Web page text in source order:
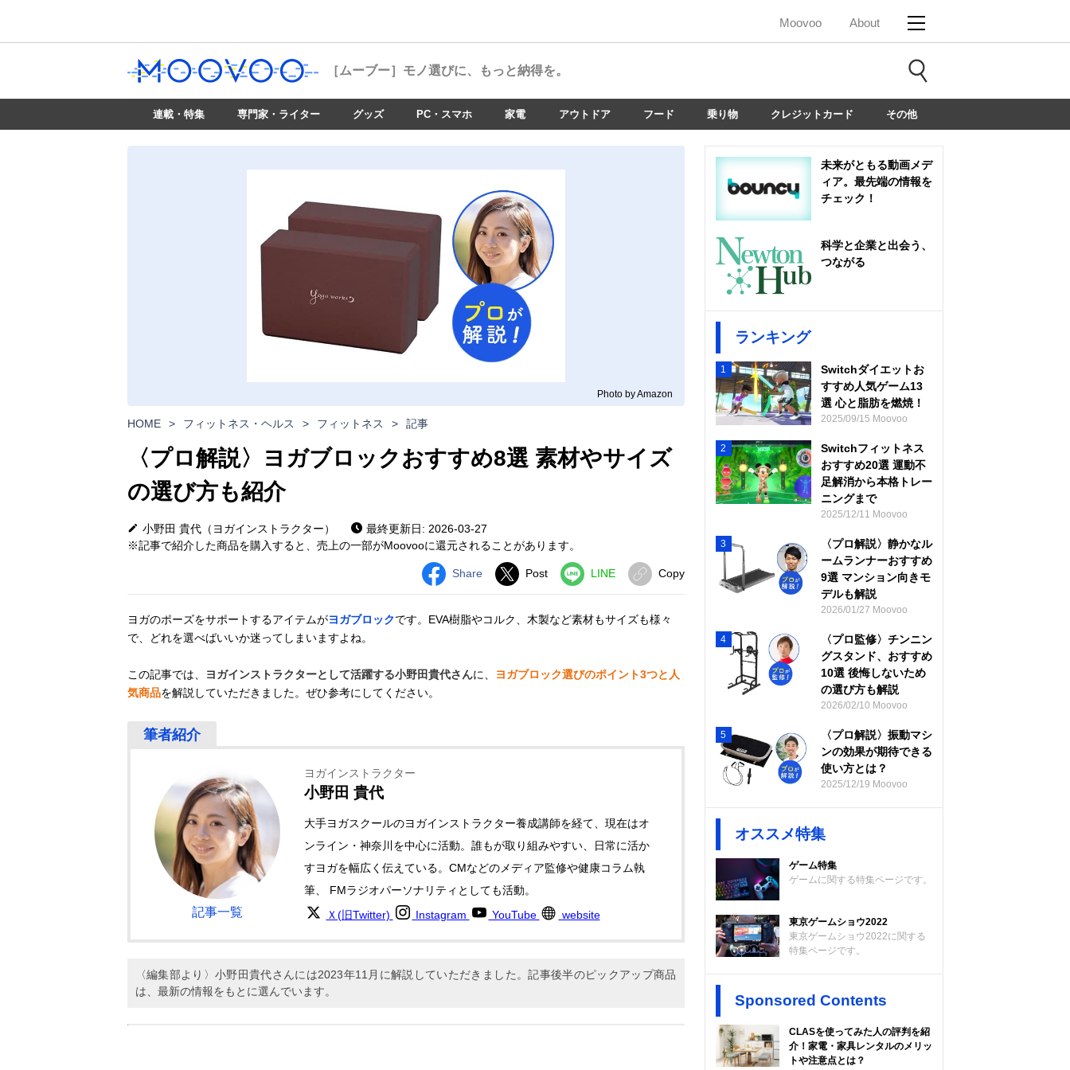
Moovoo About
［ムーブー］ モノ選びに、もっと納得を。
連載・特集 専門家・ライター グッズ PC・スマホ 家電 アウトドア フード 乗り物 クレジットカード その他
Photo by Amazon
HOME > フィットネス・ヘルス > フィットネス > 記事
〈プロ解説〉ヨガブロックおすすめ8選 素材やサイズ
の選び方も紹介
小野田 貴代（ヨガインストラクター）
最終更新日: 2026-03-27
※記事で紹介した商品を購入すると、売上の一部がMoovooに還元されることがあります。
Share Post LINE Copy
ヨガのポーズをサポートするアイテムがヨガブロックです。EVA樹脂やコルク、木製など素材もサイズも様々
で、どれを選べばいいか迷ってしまいますよね。
この記事では、 ヨガインストラクターとして活躍する小野田貴代さんに、
ヨガブロック選びのポイント3つと人
気商品を解説していただきました。ぜひ参考にしてください。
記事一覧
ヨガインストラクター
小野田 貴代
大手ヨガスクールのヨガインストラクター養成講師を経て、現在はオ
ンライン・神奈川を中心に活動。誰もが取り組みやすい、日常に活か
すヨガを幅広く伝えている。CMなどのメディア監修や健康コラム執
筆、 FMラジオパーソナリティとしても活動。
Ｘ(旧Twitter)
Instagram YouTube website
〈編集部より〉小野田貴代さんには2023年11月に解説していただきました。記事後半のピックアップ商品
は、最新の情報をもとに選んでいます。
未来がともる動画メデ
ィア。最先端の情報を
チェック！
科学と企業と出会う、
つながる
ランキング
1
Switchダイエットお
すすめ人気ゲーム13
選 心と脂肪を燃焼！
2025/09/15 Moovoo
2
Switchフィットネス
おすすめ20選 運動不
足解消から本格トレー
ニングまで
2025/12/11 Moovoo
3
〈プロ解説〉静かなル
ームランナーおすすめ
9選 マンション向きモ
デルも解説
2026/01/27 Moovoo
4
〈プロ監修〉チンニン
グスタンド、おすすめ
10選 後悔しないため
の選び方も解説
2026/02/10 Moovoo
5
〈プロ解説〉振動マシ
ンの効果が期待できる
使い方とは？
2025/12/19 Moovoo
オススメ特集
ゲーム特集
ゲームに関する特集ページです。
東京ゲームショウ2022
東京ゲームショウ2022に関する
特集ページです。
Sponsored Contents
CLASを使ってみた人の評判を紹
介！家電・家具レンタルのメリッ
トや注意点とは？